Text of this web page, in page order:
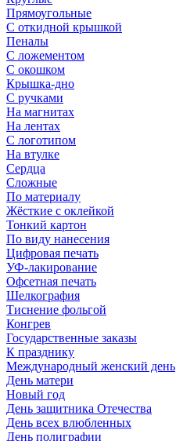
Прямоугольные
С откидной крышкой
Пеналы
С ложементом
С окошком
Крышка-дно
С ручками
На магнитах
На лентах
С логотипом
На втулке
Сердца
Сложные
По материалу
Жёсткие с оклейкой
Тонкий картон
По виду нанесения
Цифровая печать
УФ-лакирование
Офсетная печать
Шелкография
Тиснение фольгой
Конгрев
Государственные заказы
К празднику
Международный женский день
День матери
Новый год
День защитника Отечества
День всех влюбленных
День полиграфии